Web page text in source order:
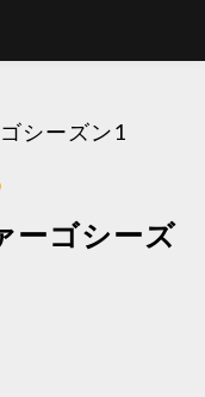
シーズン1
ーゴシーズ